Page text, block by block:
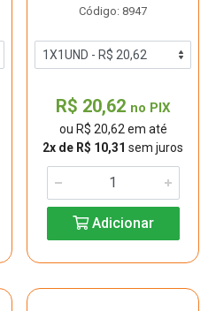
Código: 8947
R$ 20,62 no PIX
ou R$ 20,62 em até
2x de R$ 10,31 sem juros
Adicionar